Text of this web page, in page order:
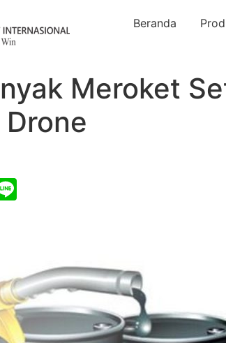
Beranda
Meroket